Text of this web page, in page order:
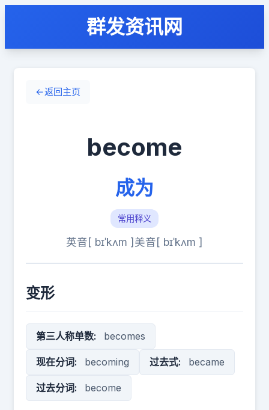
群发资讯网
←返回主页
become
成为
常用释义
英音[ bɪˈkʌm ] 美音[ bɪˈkʌm ]
变形
第三人称单数: becomes
现在分词: becoming 过去式: became
过去分词: become